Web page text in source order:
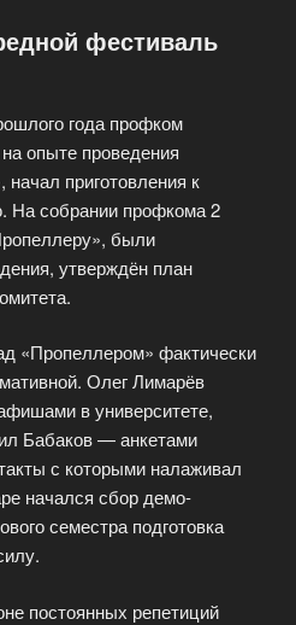
фестиваль
года профком
опыте проведения
приготовления к
собрании профкома 2
были
утверждён план
«Пропеллером» фактически
Олег Лимарёв
в университете,
Бабаков — анкетами
с которыми налаживал
начался сбор демо-
семестра подготовка
постоянных репетиций